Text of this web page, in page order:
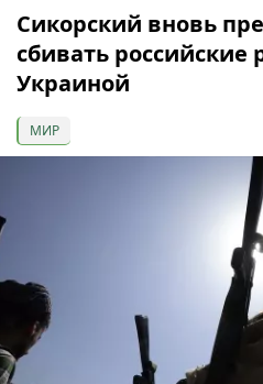
Сикорский вновь
сбивать российские
Украиной
МИР